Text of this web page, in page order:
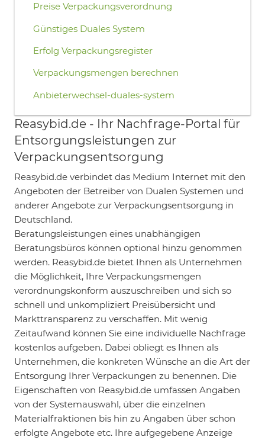
Preise Verpackungsverordnung
Günstiges Duales System
Erfolg Verpackungsregister
Verpackungsmengen berechnen
Anbieterwechsel-duales-system
Reasybid.de - Ihr Nachfrage-Portal für
Entsorgungsleistungen zur
Verpackungsentsorgung
Reasybid.de verbindet das Medium Internet mit den
Angeboten der Betreiber von Dualen Systemen und
anderer Angebote zur Verpackungsentsorgung in
Deutschland.
Beratungsleistungen eines unabhängigen
Beratungsbüros können optional hinzu genommen
werden. Reasybid.de bietet Ihnen als Unternehmen
die Möglichkeit, Ihre Verpackungsmengen
verordnungskonform auszuschreiben und sich so
schnell und unkompliziert Preisübersicht und
Markttransparenz zu verschaffen. Mit wenig
Zeitaufwand können Sie eine individuelle Nachfrage
kostenlos aufgeben. Dabei obliegt es Ihnen als
Unternehmen, die konkreten Wünsche an die Art der
Entsorgung Ihrer Verpackungen zu benennen. Die
Eigenschaften von Reasybid.de umfassen Angaben
von der Systemauswahl, über die einzelnen
Materialfraktionen bis hin zu Angaben über schon
erfolgte Angebote etc. Ihre aufgegebene Anzeige